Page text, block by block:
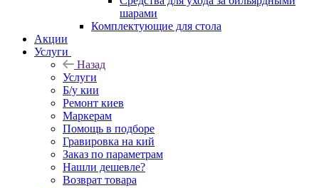
шарами
Комплектующие для стола
Акции
Услуги
Назад
Услуги
Б/у кии
Ремонт киев
Маркерам
Помощь в подборе
Гравировка на кий
Заказ по параметрам
Нашли дешевле?
Возврат товара